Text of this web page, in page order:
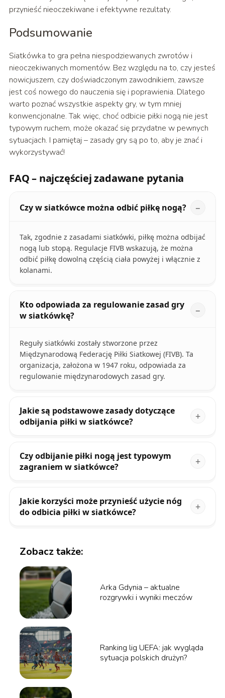
przynieść nieoczekiwane i efektywne rezultaty.
Podsumowanie
Siatkówka to gra pełna niespodziewanych zwrotów i
nieoczekiwanych momentów. Bez względu na to, czy jesteś
nowicjuszem, czy doświadczonym zawodnikiem, zawsze
jest coś nowego do nauczenia się i poprawienia. Dlatego
warto poznać wszystkie aspekty gry, w tym mniej
konwencjonalne. Tak więc, choć odbicie piłki nogą nie jest
typowym ruchem, może okazać się przydatne w pewnych
sytuacjach. I pamiętaj – zasady gry są po to, aby je znać i
wykorzystywać!
FAQ – najczęściej zadawane pytania
Czy w siatkówce można odbić piłkę nogą?
Tak, zgodnie z zasadami siatkówki, piłkę można odbijać
nogą lub stopą. Regulacje FIVB wskazują, że można
odbić piłkę dowolną częścią ciała powyżej i włącznie z
kolanami.
Kto odpowiada za regulowanie zasad gry
w siatkówkę?
Reguły siatkówki zostały stworzone przez
Międzynarodową Federację Piłki Siatkowej (FIVB). Ta
organizacja, założona w 1947 roku, odpowiada za
regulowanie międzynarodowych zasad gry.
Jakie są podstawowe zasady dotyczące
odbijania piłki w siatkówce?
Czy odbijanie piłki nogą jest typowym
zagraniem w siatkówce?
Jakie korzyści może przynieść użycie nóg
do odbicia piłki w siatkówce?
Zobacz także:
Arka Gdynia – aktualne
rozgrywki i wyniki meczów
Ranking lig UEFA: jak wygląda
sytuacja polskich drużyn?